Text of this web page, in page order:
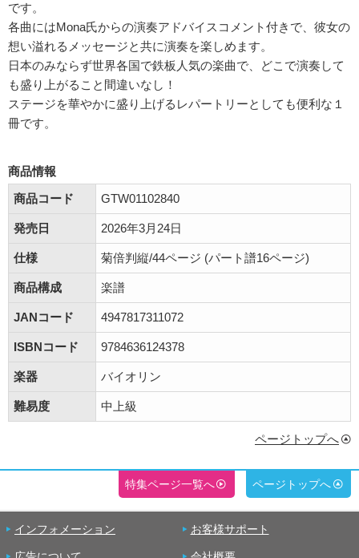
です。
各曲にはMona氏からの演奏アドバイスコメント付きで、彼女の
想い溢れるメッセージと共に演奏を楽しめます。
日本のみならず世界各国で鉄板人気の楽曲で、どこで演奏して
も盛り上がること間違いなし！
ステージを華やかに盛り上げるレパートリーとしても便利な１
冊です。
商品情報
商品コード
GTW01102840
発売日 2026年3月24日
仕様 菊倍判縦/44ページ (パート譜16ページ)
商品構成 楽譜
JANコード 4947817311072
ISBNコード 9784636124378
楽器 バイオリン
難易度 中上級
ページトップへ
特集ページ一覧へ ページトップへ
インフォメーション お客様サポート